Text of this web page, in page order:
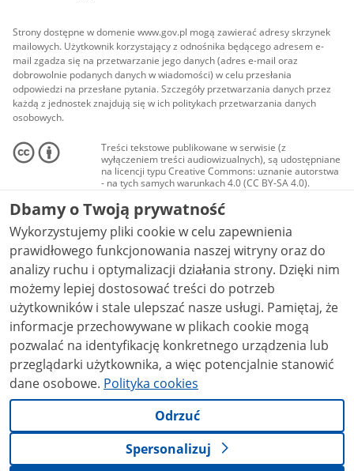
Strony dostępne w domenie www.gov.pl mogą zawierać adresy skrzynek
mailowych. Użytkownik korzystający z odnośnika będącego adresem e-
mail zgadza się na przetwarzanie jego danych (adres e-mail oraz
dobrowolnie podanych danych w wiadomości) w celu przesłania
odpowiedzi na przesłane pytania. Szczegóły przetwarzania danych przez
każdą z jednostek znajdują się w ich politykach przetwarzania danych
osobowych.
Treści tekstowe publikowane w serwisie (z
wyłączeniem treści audiowizualnych), są udostępniane
na licencji typu Creative Commons: uznanie autorstwa
- na tych samych warunkach 4.0 (CC BY-SA 4.0).
Materiały audiowizualne, w tym zdjęcia, materiały
audio i wideo, są udostępniane na licencji typu
Creative Commons: uznanie autorstwa użycie
niekomercyjne - bez utworów zależnych 4.0 (CC BY-
NC-ND 4.0), o ile nie jest to stwierdzone inaczej.
Dbamy o Twoją prywatność
Wykorzystujemy pliki cookie w celu zapewnienia
prawidłowego funkcjonowania naszej witryny oraz do
analizy ruchu i optymalizacji działania strony. Dzięki nim
możemy lepiej dostosować treści do potrzeb
użytkowników i stale ulepszać nasze usługi. Pamiętaj, że
informacje przechowywane w plikach cookie mogą
pozwalać na identyfikację konkretnego urządzenia lub
przeglądarki użytkownika, a więc potencjalnie stanowić
dane osobowe. Polityka cookies
Odrzuć
Spersonalizuj